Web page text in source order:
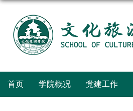
首页 学院概况 党建工作